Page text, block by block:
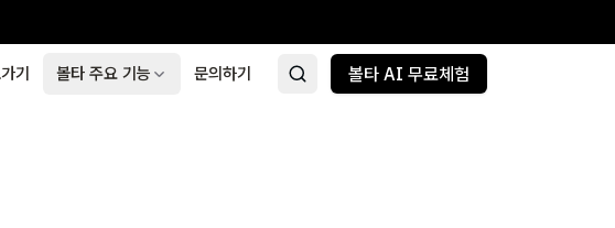
기 볼타 주요 기능 문의하기 볼타 AI 무료체험